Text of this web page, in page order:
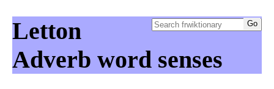
Letton
Adverb word senses